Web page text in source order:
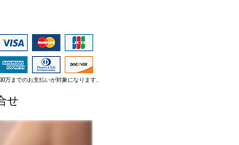
万までのお支払いが対象になります。
せ